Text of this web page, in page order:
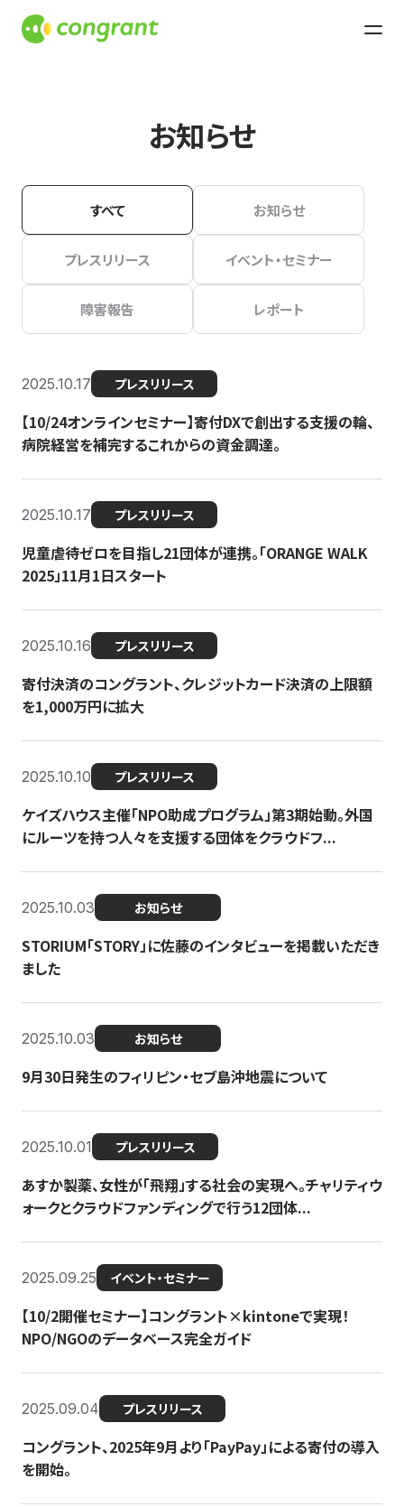
お知らせ
すべて お知らせ
プレスリリース イベント・セミナー
障害報告 レポート
2025.10.17 プレスリリース
【10/24オンラインセミナー】寄付DXで創出する支援の輪、
病院経営を補完するこれからの資金調達。
2025.10.17 プレスリリース
児童虐待ゼロを目指し21団体が連携。「ORANGE WALK
2025」11月1日スタート
2025.10.16 プレスリリース
寄付決済のコングラント、クレジットカード決済の上限額
を1,000万円に拡大
2025.10.10 プレスリリース
ケイズハウス主催「NPO助成プログラム」第3期始動。外国
にルーツを持つ人々を支援する団体をクラウドフ...
2025.10.03 お知らせ
STORIUM「STORY」に佐藤のインタビューを掲載いただき
ました
2025.10.03 お知らせ
9月30日発生のフィリピン・セブ島沖地震について
2025.10.01 プレスリリース
あすか製薬、女性が「飛翔」する社会の実現へ。チャリティウ
ォークとクラウドファンディングで行う12団体...
2025.09.25 イベント・セミナー
【10/2開催セミナー】コングラント×kintoneで実現！
NPO/NGOのデータベース完全ガイド
2025.09.04 プレスリリース
コングラント、2025年9月より「PayPay」による寄付の導入
を開始。